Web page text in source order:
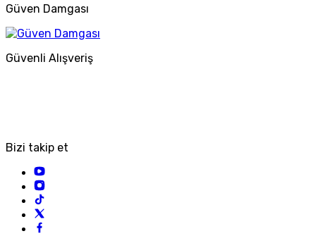
Güven Damgası
Güvenli Alışveriş
Bizi takip et